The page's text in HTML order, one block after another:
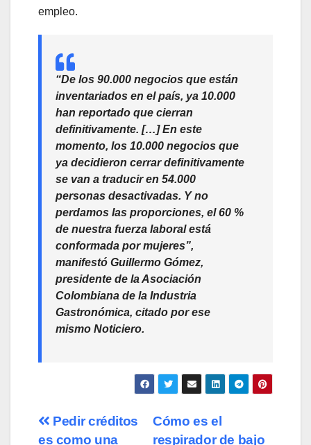
empleo.
“De los 90.000 negocios que están
inventariados en el país, ya 10.000
han reportado que cierran
definitivamente. […] En este
momento, los 10.000 negocios que
ya decidieron cerrar definitivamente
se van a traducir en 54.000
personas desactivadas. Y no
perdamos las proporciones, el 60 %
de nuestra fuerza laboral está
conformada por mujeres”,
manifestó Guillermo Gómez,
presidente de la Asociación
Colombiana de la Industria
Gastronómica, citado porese
mismo Noticiero.
NavegaciónCómo es el
respirador de bajo
Pedir créditos
es como una